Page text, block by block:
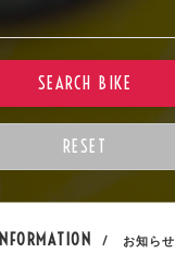
INFORMATION / お知らせ